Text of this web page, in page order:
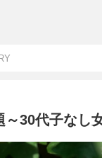
～30代子なし